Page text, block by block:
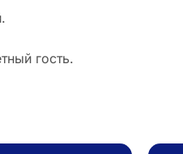
гость.